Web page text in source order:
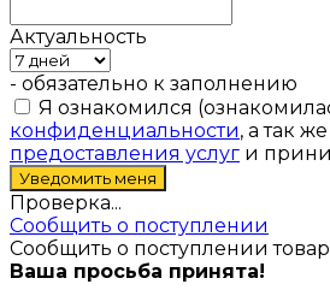
Актуальность
- обязательно к заполнению
Я ознакомился
конфиденциальности, а так
предоставления услуг и
Проверка...
Сообщить о поступлении
Сообщить о поступлении
Ваша просьба принята!